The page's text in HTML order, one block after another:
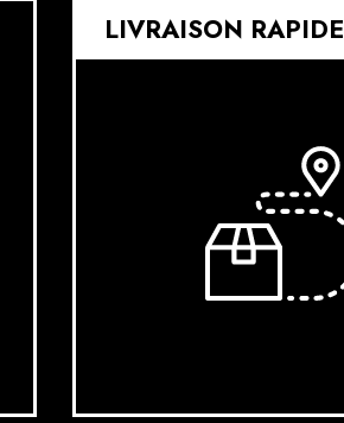
LIVRAISON RAPIDE